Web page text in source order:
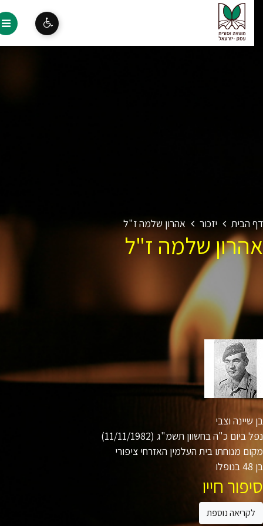
הבית יזכור אהרון שלמה ז"ל
שלמה ז"ל
וצבי
ביום כ"ה בחשוון תשמ"ג (11/11/1982)
מנוחתו בית העלמין האזרחי ציפורי
חייו
נוספת